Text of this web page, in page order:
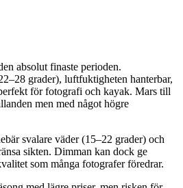
absolut finaste perioden.
grader), luftfuktigheten hanterbar,
för fotografi och kayak. Mars till
men med något högre
svalare väder (15–22 grader) och
sikten. Dimman kan dock ge
som många fotografer föredrar.